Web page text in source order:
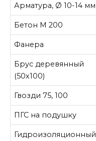
Арматура, Ø 10-14 мм
Бетон М 200
Фанера
Брус деревянный
(50х100)
Гвозди 75, 100
ПГС на подушку
Гидроизоляционный